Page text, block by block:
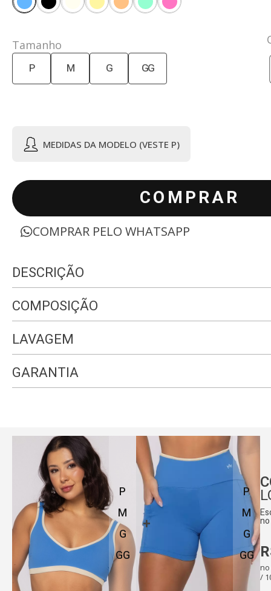
Tamanho
P M G GG
MEDIDAS DA MODELO (VESTE P)
COMPRAR
COMPRAR PELO WHATSAPP
DESCRIÇÃO
Medidas da modelo:
• Altura: 159cm•Cintura: 68cm
COMPOSIÇÃO
LAVAGEM
GARANTIA
P
M
G
GG
P
M
G
GG
no
/